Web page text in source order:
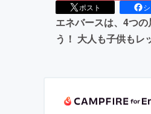
ポスト
エネバースは、4つ
う！ 大人も子供もレ